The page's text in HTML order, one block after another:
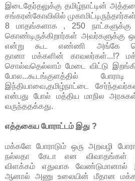
இடைதேர்தலுக்கு தமிழ்நாட்டின்
சங்கரன்கோவிலில்
8 மாதங்களாக , 250 நாட்களுக்கு
கொண்டிருக்கிறார்கள்
என்று கூட எண்ணி அங்கே
தானா மக்களின் காவலர்கள்...!?
சொல்வதெல்லாம் மேடை விட்டு
போல...கூடங்குளத்தில் போராடி
இந்தியாவை,தமிழ்நாட்டை
என்பது போல் மத்திய மாநில
வருந்ததக்கது.
எத்தகைய போராட்டம் இது ?
மக்களே போராடும் ஒரு அறவழி
நல்லதா கேடா என விவாதங்கள்
விளக்கம் எதுவாக வேண்டுமானால்
ஆனால் அணு உலையின் மீதான